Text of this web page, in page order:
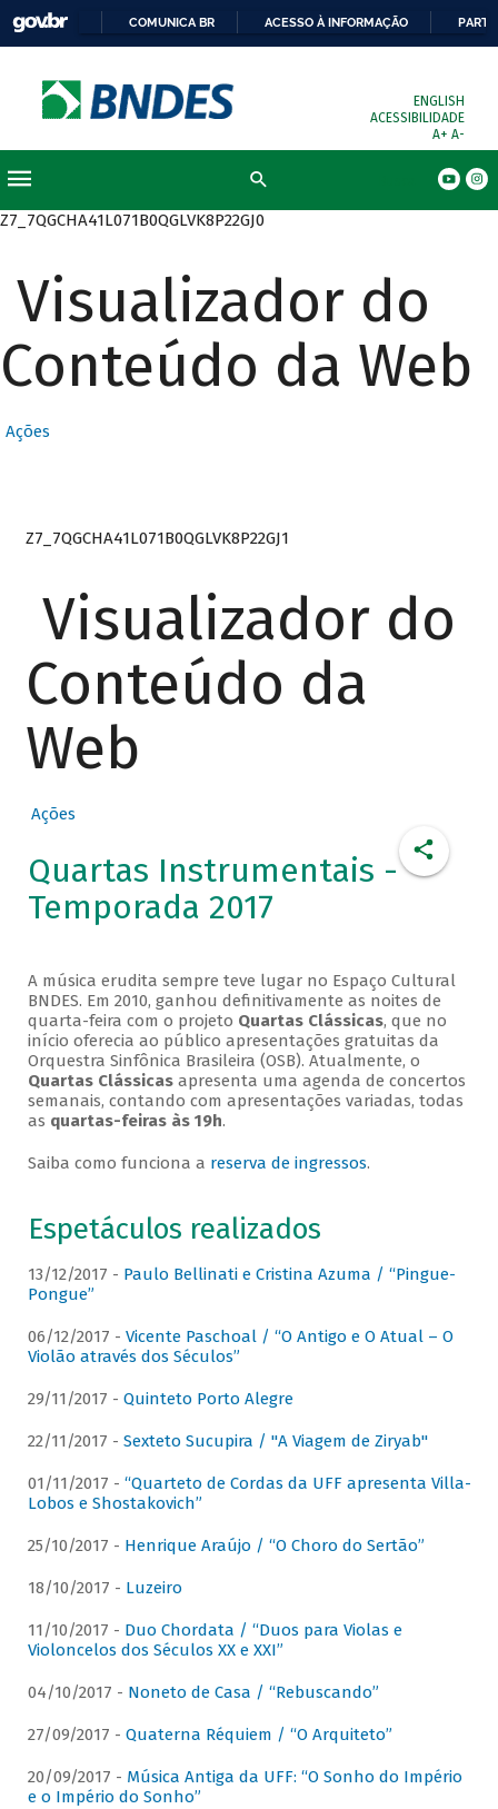
COMUNICA BR ACESSO À INFORMAÇÃO
ENGLISH
ACESSIBILIDADE
A+ A-
Z7_7QGCHA41L071B0QGLVK8P22GJ0
Visualizador do
Conteúdo da Web
Ações
Z7_7QGCHA41L071B0QGLVK8P22GJ1
Visualizador do
Conteúdo da
Web
Ações
Quartas Instrumentais -
Temporada 2017
A música erudita sempre teve lugar no Espaço Cultural
BNDES. Em 2010, ganhou definitivamente as noites de
quarta-feira com o projeto Quartas Clássicas, que no
início oferecia ao público apresentações gratuitas da
Orquestra Sinfônica Brasileira (OSB). Atualmente, o
Quartas Clássicasapresenta uma agenda de concertos
semanais, contando com apresentações variadas, todas
as quartas-feiras às 19h.
Saiba como funciona a reserva de ingressos.
Espetáculos realizados
13/12/2017 - Paulo Bellinati e Cristina Azuma / “Pingue-
Pongue”
06/12/2017 - Vicente Paschoal / “O Antigo e O Atual – O
Violão através dos Séculos”
29/11/2017 - Quinteto Porto Alegre
22/11/2017 - Sexteto Sucupira / "A Viagem de Ziryab"
01/11/2017 - “Quarteto de Cordas da UFF apresenta Villa-
Lobos e Shostakovich”
25/10/2017 - Henrique Araújo / “O Choro do Sertão”
18/10/2017 - Luzeiro
11/10/2017 - Duo Chordata / “Duos para Violas e
Violoncelos dos Séculos XX e XXI”
04/10/2017 - Noneto de Casa / “Rebuscando”
27/09/2017 - Quaterna Réquiem / “O Arquiteto”
20/09/2017 - Música Antiga da UFF: “O Sonho do Império
e o Império do Sonho”